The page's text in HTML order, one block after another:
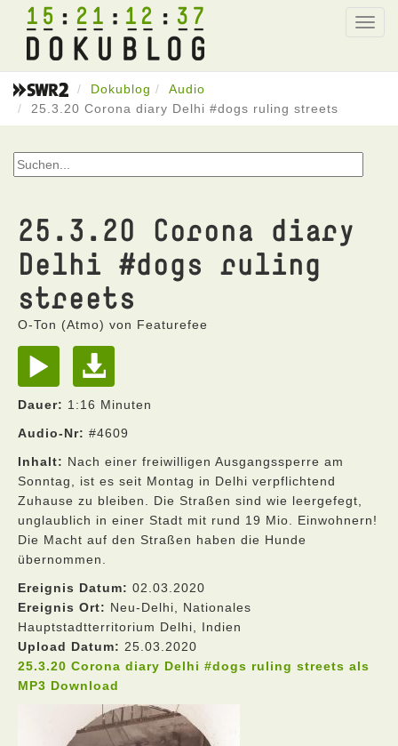
15 21 12 37
Dokublog
Audio
25.3.20 Corona diary Delhi #dogs ruling streets
25.3.20 Corona diary
Delhi #dogs ruling
streets
O-Ton (Atmo) von Featurefee
Dauer: 1:16 Minuten
Audio-Nr: #4609
Inhalt: Nach einer freiwilligen Ausgangssperre am
Sonntag, ist es seit Montag in Delhi verpflichtend
Zuhause zu bleiben. Die Straßen sind wie leergefegt,
unglaublich in einer Stadt mit rund 19 Mio. Einwohnern!
Die Macht auf den Straßen haben die Hunde
übernommen.
Ereignis Datum: 02.03.2020
Ereignis Ort: Neu-Delhi, Nationales
Hauptstadtterritorium Delhi, Indien
Upload Datum: 25.03.2020
25.3.20 Corona diary Delhi #dogs ruling streets als
MP3 Download